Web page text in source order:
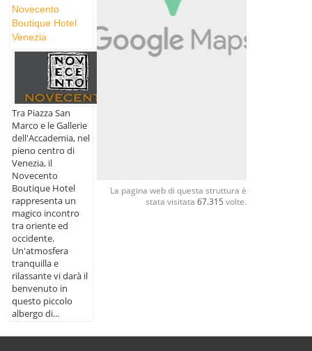
Novecento
Boutique Hotel
Venezia
Tra Piazza San
Marco e le Gallerie
dell'Accademia, nel
pieno centro di
Venezia, il
Novecento
Boutique Hotel
rappresenta un
magico incontro
tra oriente ed
occidente.
Un'atmosfera
tranquilla e
rilassante vi darà il
benvenuto in
questo piccolo
albergo di...
La pagina web di questa struttura è
stata visitata 67.315 volte.